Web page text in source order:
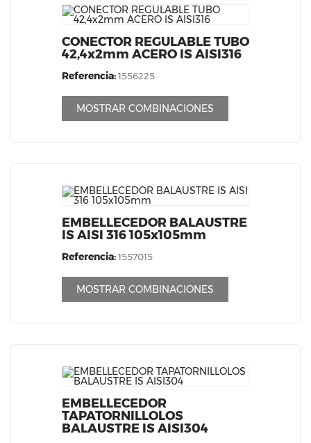
CONECTOR REGULABLE TUBO
42,4x2mm ACERO IS AISI316
Referencia:1556225
MOSTRAR COMBINACIONES
EMBELLECEDOR BALAUSTRE
IS AISI 316 105x105mm
Referencia:1557015
MOSTRAR COMBINACIONES
EMBELLECEDOR
TAPATORNILLOLOS
BALAUSTRE IS AISI304